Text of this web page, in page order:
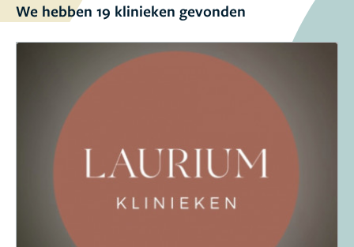
We hebben 19 klinieken gevonden